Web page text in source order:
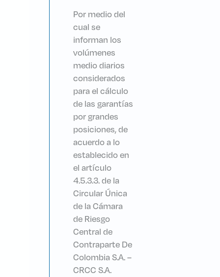
Por medio del
cual se
informan los
volúmenes
medio diarios
considerados
para el cálculo
de las garantías
por grandes
posiciones, de
acuerdo a lo
establecido en
el artículo
4.5.3.3. de la
Circular Única
de la Cámara
de Riesgo
Central de
Contraparte De
Colombia S.A. –
CRCC S.A.